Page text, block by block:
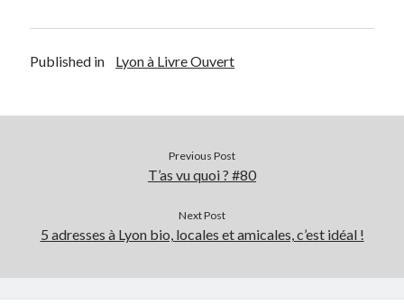
Published in Lyon à Livre Ouvert
Previous Post
T’as vu quoi ? #80
Next Post
5 adresses à Lyon bio, locales et amicales, c’est idéal !